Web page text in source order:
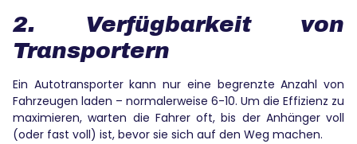
2. Verfügbarkeit von
Transportern
Ein Autotransporter kann nur eine begrenzte Anzahl von
Fahrzeugen laden – normalerweise 6-10. Um die Effizienz zu
maximieren, warten die Fahrer oft, bis der Anhänger voll
(oder fast voll) ist, bevor sie sich auf den Weg machen.